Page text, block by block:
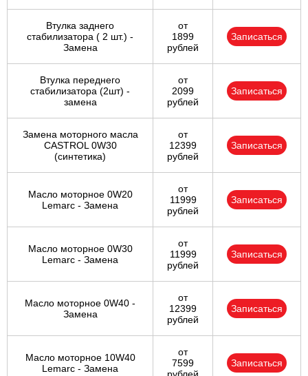
Втулка заднего
стабилизатора ( 2 шт.) -
Замена
от
1899
рублей
Записаться
Втулка переднего
стабилизатора (2шт) -
замена
от
2099
рублей
Записаться
Замена моторного масла
CASTROL 0W30
(синтетика)
от
12399
рублей
Записаться
Масло моторное 0W20
Lemarc - Замена
от
11999
рублей
Записаться
Масло моторное 0W30
Lemarc - Замена
от
11999
рублей
Записаться
Масло моторное 0W40 -
Замена
от
12399
рублей
Записаться
Масло моторное 10W40
Lemarc - Замена
от
7599
Записаться